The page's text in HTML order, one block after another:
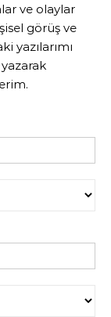
ve olaylar
görüş ve
yazılarımı